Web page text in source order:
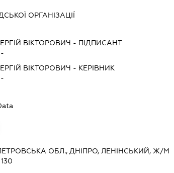
ОРГАНІЗАЦІЇ
ВІКТОРОВИЧ - ПІДПИСАНТ
ВІКТОРОВИЧ - КЕРІВНИК
ОБЛ., ДНІПРО, ЛЕНІНСЬКИЙ, Ж/М